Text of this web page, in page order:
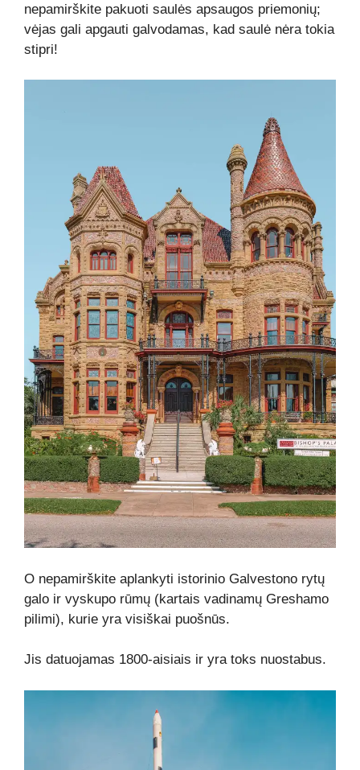
nepamirškite pakuoti saulės apsaugos priemonių;
vėjas gali apgauti galvodamas, kad saulė nėra tokia
stipri!
O nepamirškite aplankyti istorinio Galvestono rytų
galo ir vyskupo rūmų (kartais vadinamų Greshamo
pilimi), kurie yra visiškai puošnūs.
Jis datuojamas 1800-aisiais ir yra toks nuostabus.